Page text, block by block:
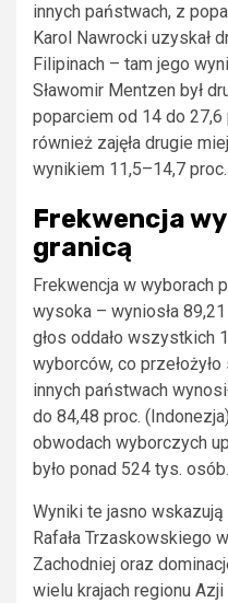
innych państwach, z
Karol Nawrocki uzyskał
Filipinach – tam jego
Sławomir Mentzen był
poparciem od 14 do 27,6
również zajęła drugie
wynikiem 11,5–14,7 proc.
Frekwencja
granicą
Frekwencja w wyborach
wysoka – wyniosła
głos oddało wszystkich
wyborców, co
innych państwach
do 84,48 proc.
obwodach wyborczych
było ponad 524 tys. osób.
Wyniki te jasno
Rafała Trzaskowskiego
Zachodniej oraz
wielu krajach regionu Azji